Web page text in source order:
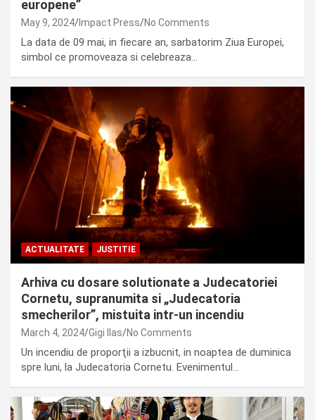
europene”
May 9, 2024 Impact Press No Comments
La data de 09 mai, in fiecare an, sarbatorim Ziua Europei,
simbol ce promoveaza si celebreaza…
ACTUALITATE JUSTITIE
Arhiva cu dosare solutionate a Judecatoriei
Cornetu, supranumita si „Judecatoria
smecherilor”, mistuita intr-un incendiu
March 4, 2024 Gigi Ilas No Comments
Un incendiu de proporţii a izbucnit, in noaptea de duminica
spre luni, la Judecatoria Cornetu. Evenimentul…